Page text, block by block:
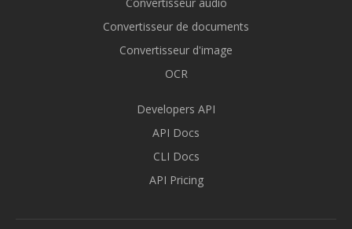
Convertisseur de documents
Convertisseur d'image
OCR
Developers API
API Docs
CLI Docs
API Pricing